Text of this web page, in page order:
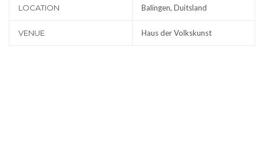
LOCATION Balingen, Duitsland
VENUE Haus der Volkskunst